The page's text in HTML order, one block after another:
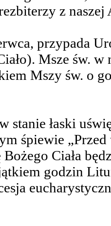
z
przypada
Msze św.
Mszy św. o
stanie łaski
śpiewie
Bożego Ciała
godzin